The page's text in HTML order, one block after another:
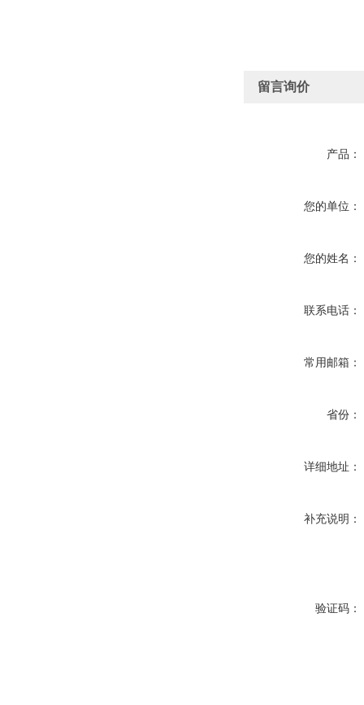
留言询价
产品：
您的单位：
您的姓名：
联系电话：
常用邮箱：
省份：
详细地址：
补充说明：
验证码：